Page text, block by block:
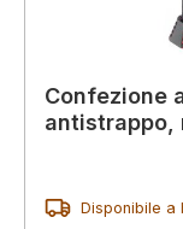
Confezione
antistrappo,
Disponibile a